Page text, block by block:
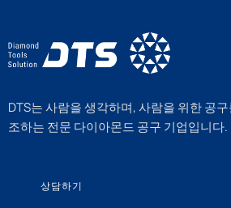
DTS는 사람을 생각하며, 사람을 위한 공
조하는 전문 다이아몬드 공구 기업입니다.
상담하기